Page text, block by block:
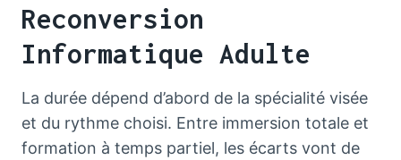
Reconversion
Informatique Adulte
La durée dépend d’abord de la spécialité visée
et du rythme choisi. Entre immersion totale et
formation à temps partiel, les écarts vont de